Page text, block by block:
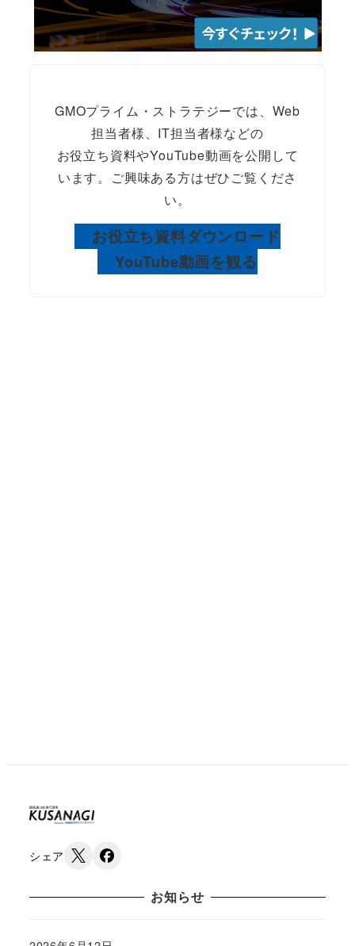
GMOプライム・ストラテジーでは、Web
担当者様、IT担当者様などの
お役立ち資料やYouTube動画を公開して
います。ご興味ある方はぜひご覧くださ
い。
お役立ち資料ダウンロード
YouTube動画を観る
シェア
お知らせ